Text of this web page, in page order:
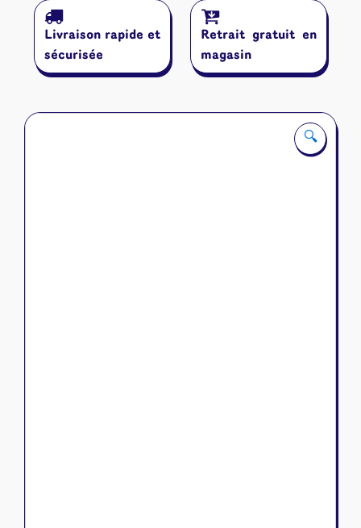
🔍
Livraison rapide et
sécurisée
Retrait gratuit en
magasin